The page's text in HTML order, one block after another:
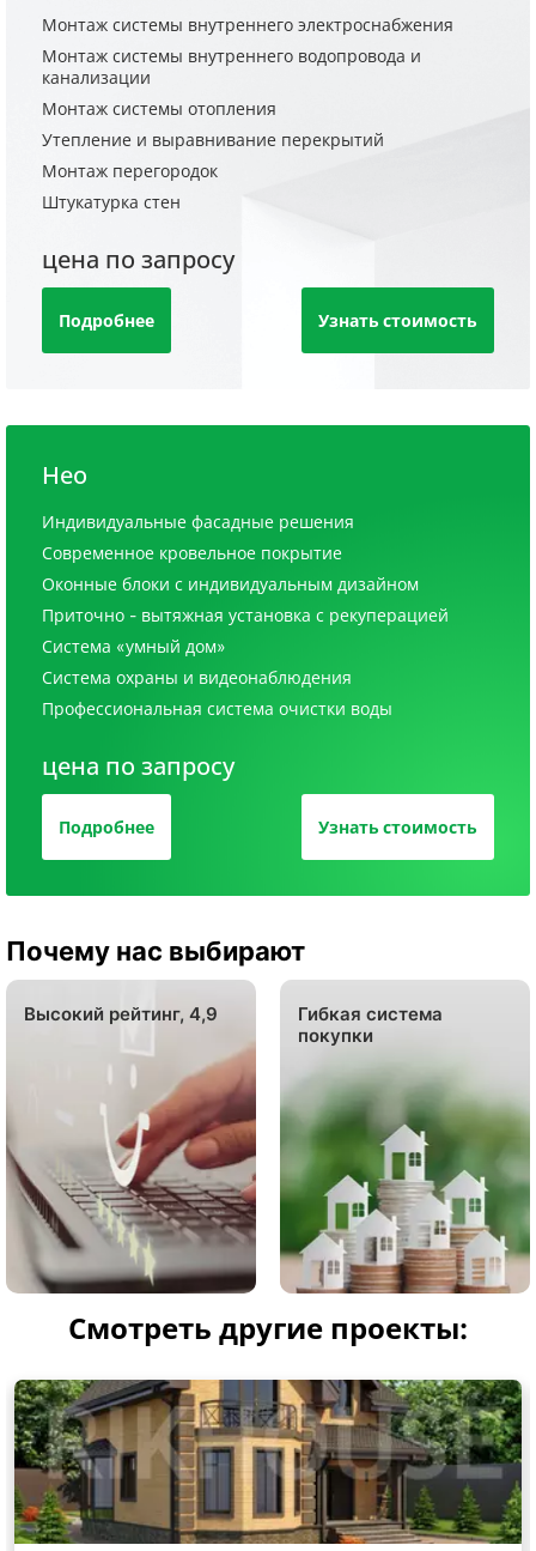
Монтаж системы внутреннего электроснабжения
Монтаж системы внутреннего водопровода и
канализации
Монтаж системы отопления
Утепление и выравнивание перекрытий
Монтаж перегородок
Штукатурка стен
цена по запросу
Подробнее Узнать стоимость
Нео
Индивидуальные фасадные решения
Современное кровельное покрытие
Оконные блоки с индивидуальным дизайном
Приточно - вытяжная установка с рекуперацией
Система «умный дом»
Система охраны и видеонаблюдения
Профессиональная система очистки воды
цена по запросу
Подробнее Узнать стоимость
Почему нас выбирают
Высокий рейтинг, 4,9
Гибкая система
покупки
Смотреть другие проекты: